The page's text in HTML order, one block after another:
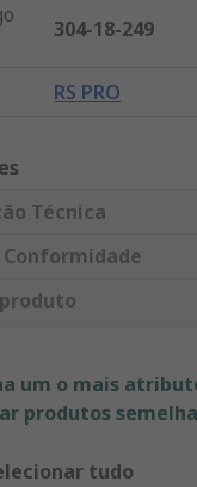
304-18-249
RS PRO
Técnica
um o mais
produtos
tudo